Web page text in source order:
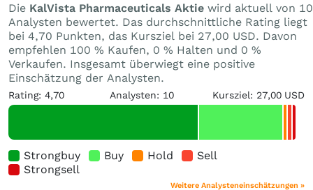
Die KalVista Pharmaceuticals Aktie wird aktuell von 10
Analysten bewertet. Das durchschnittliche Rating liegt
bei 4,70 Punkten, das Kursziel bei 27,00 USD. Davon
empfehlen 100 % Kaufen, 0 % Halten und 0 %
Verkaufen. Insgesamt überwiegt eine positive
Einschätzung der Analysten.
Rating: 4,70 Analysten: 10 Kursziel: 27,00 USD
Strongbuy Buy Hold
Sell
Strongsell
Weitere Analysteneinschätzungen »